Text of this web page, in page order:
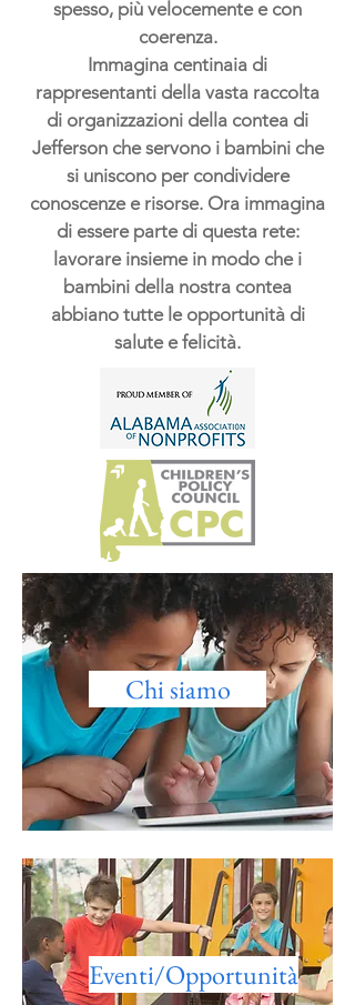
spesso, più velocemente e con
coerenza.
Immagina centinaia di
rappresentanti della vasta raccolta
di organizzazioni della contea di
Jefferson che servono i bambini che
si uniscono per condividere
conoscenze e risorse. Ora immagina
di essere parte di questa rete:
lavorare insieme in modo che i
bambini della nostra contea
abbiano tutte le opportunità di
salute e felicità.
Chi siamo
Eventi/Opportunità